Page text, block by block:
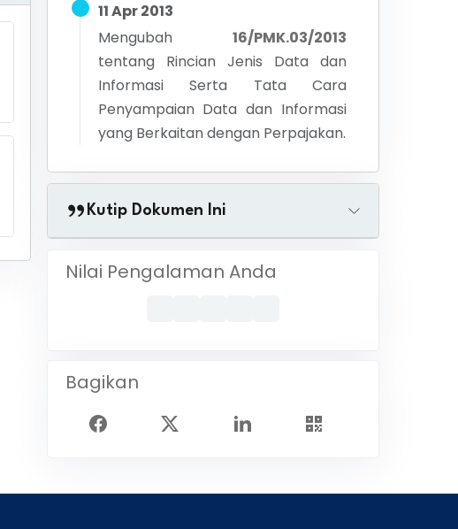
11 Apr 2013
Mengubah
16/PMK.03/2013
tentang Rincian Jenis Data dan
Informasi Serta Tata Cara
Penyampaian Data dan Informasi
yang Berkaitan dengan Perpajakan.
Kutip Dokumen Ini
Nilai Pengalaman Anda
Bagikan